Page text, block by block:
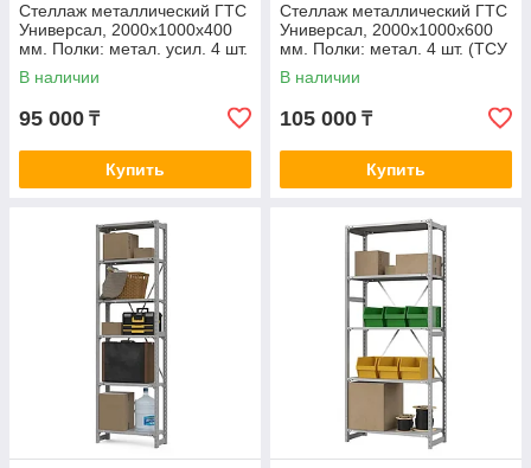
Стеллаж металлический ГТС
Универсал, 2000x1000x400
мм. Полки: метал. усил. 4 шт.
(ТСУ 20100442)
В наличии
95 000 ₸
Купить
Стеллаж металлический ГТС
Универсал, 2000x1000x600
мм. Полки: метал. 4 шт. (ТСУ
20100640)
В наличии
105 000 ₸
Купить